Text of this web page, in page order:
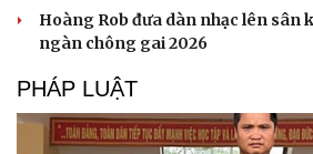
Hoàng Rob đưa dàn nhạc lên sân
ngàn chông gai 2026
PHÁP LUẬT